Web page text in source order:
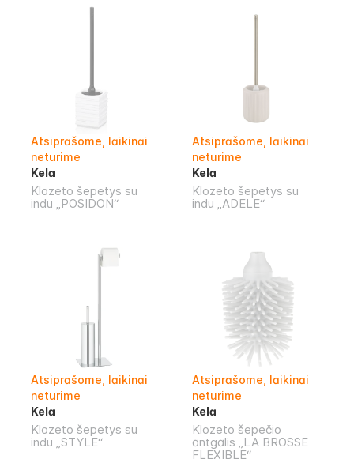
Atsiprašome, laikinai
neturime
Kela
Klozeto šepetys su
indu „POSIDON“
Atsiprašome, laikinai
neturime
Kela
Klozeto šepetys su
indu „ADELE“
Atsiprašome, laikinai
neturime
Kela
Klozeto šepetys su
indu „STYLE“
Atsiprašome, laikinai
neturime
Kela
Klozeto šepečio
antgalis „LA BROSSE
FLEXIBLE“